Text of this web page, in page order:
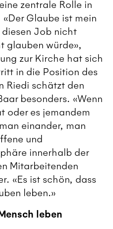
zentrale Rolle in
Glaube ist mein
Job nicht
glauben würde»,
zur Kirche hat sich
in die Position des
Riedi schätzt den
besonders. «Wenn
oder es jemandem
einander, man
und
innerhalb der
Mitarbeitenden
«Es ist schön, dass
leben.»
leben